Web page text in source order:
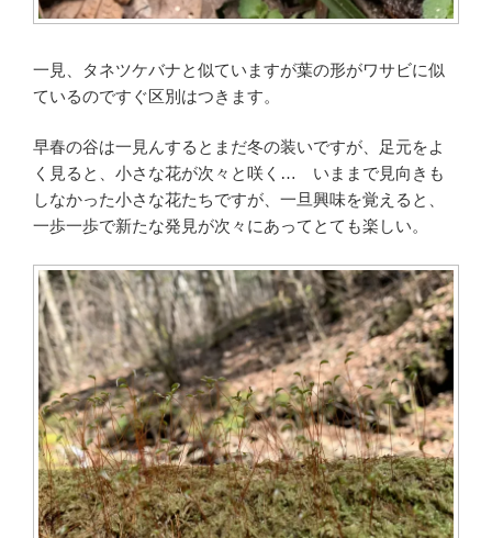
一見、タネツケバナと似ていますが葉の形がワサビに似
ているのですぐ区別はつきます。
早春の谷は一見んするとまだ冬の装いですが、足元をよ
く見ると、小さな花が次々と咲く… いままで見向きも
しなかった小さな花たちですが、一旦興味を覚えると、
一歩一歩で新たな発見が次々にあってとても楽しい。